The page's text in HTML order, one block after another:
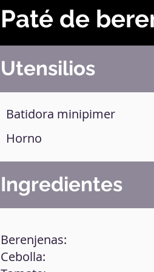
Paté de
Utensilios
Batidora minipimer
Horno
Ingredientes
Berenjenas:
Cebolla: